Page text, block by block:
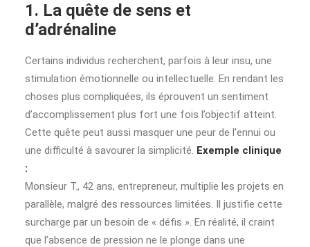
1. La quête de sens et
d’adrénaline
Certains individus recherchent, parfois à leur insu, une
stimulation émotionnelle ou intellectuelle. En rendant les
choses plus compliquées, ils éprouvent un sentiment
d’accomplissement plus fort une fois l’objectif atteint.
Cette quête peut aussi masquer une peur de l’ennui ou
une difficulté à savourer la simplicité. Exemple clinique
:
Monsieur T., 42 ans, entrepreneur, multiplie les projets en
parallèle, malgré des ressources limitées. Il justifie cette
surcharge par un besoin de « défis ». En réalité, il craint
que l’absence de pression ne le plonge dans une